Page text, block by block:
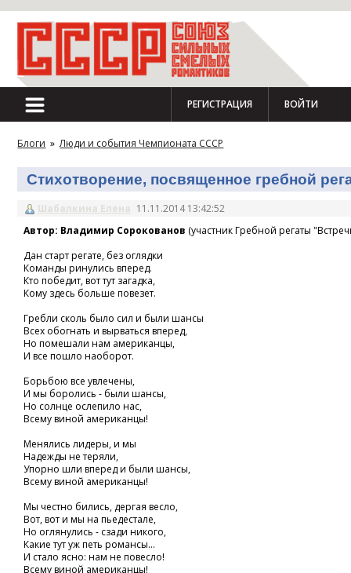
РЕГИСТРАЦИЯ ВОЙТИ
Блоги » Люди и события Чемпионата СССР
Стихотворение, посвященное гребной
Шабалкина Елена 11.11.2014 13:42:52
Автор: Владимир Сорокованов (участник Гребной регаты
Дан старт регате, без оглядки
Команды ринулись вперед.
Кто победит, вот тут загадка,
Кому здесь больше повезет.
Гребли сколь было сил и были шансы
Всех обогнать и вырваться вперед,
Но помешали нам американцы,
И все пошло наоборот.
Борьбою все увлечены,
И мы боролись - были шансы,
Но солнце ослепило нас,
Всему виной американцы!
Менялись лидеры, и мы
Надежды не теряли,
Упорно шли вперед и были шансы,
Всему виной американцы!
Мы честно бились, дергая весло,
Вот, вот и мы на пьедестале,
Но оглянулись - сзади никого,
Какие тут уж петь романсы...
И стало ясно: нам не повесло!
Всему виной американцы!